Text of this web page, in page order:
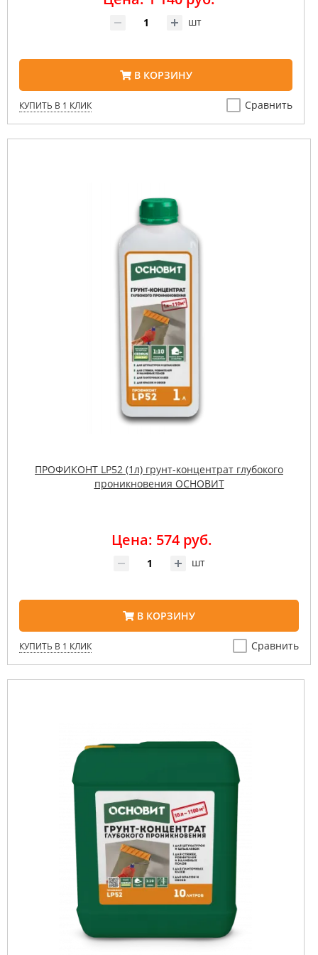
шт
В КОРЗИНУ
КУПИТЬ В 1 КЛИК Сравнить
ПРОФИКОНТ LP52 (1л) грунт-концентрат глубокого
проникновения ОСНОВИТ
Цена: 574 руб.
шт
В КОРЗИНУ
КУПИТЬ В 1 КЛИК Сравнить